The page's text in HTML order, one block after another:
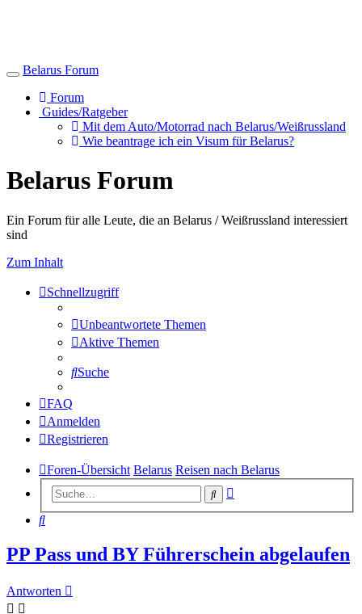
Toggle
navigation
Belarus Forum
Forum
Guides/Ratgeber
Mit dem Auto/Motorrad nach Belarus/Weißrussland
Wie beantrage ich ein Visum für Belarus?
Belarus Forum
Ein Forum für alle Leute, die an Belarus / Weißrussland interessiert
sind
Zum Inhalt
Schnellzugriff
Unbeantwortete Themen
Aktive Themen
Suche
FAQ
Anmelden
Registrieren
Foren-Übersicht Belarus Reisen nach Belarus
Suche
Suche
PP Pass und BY Führerschein abgelaufen
Antworten